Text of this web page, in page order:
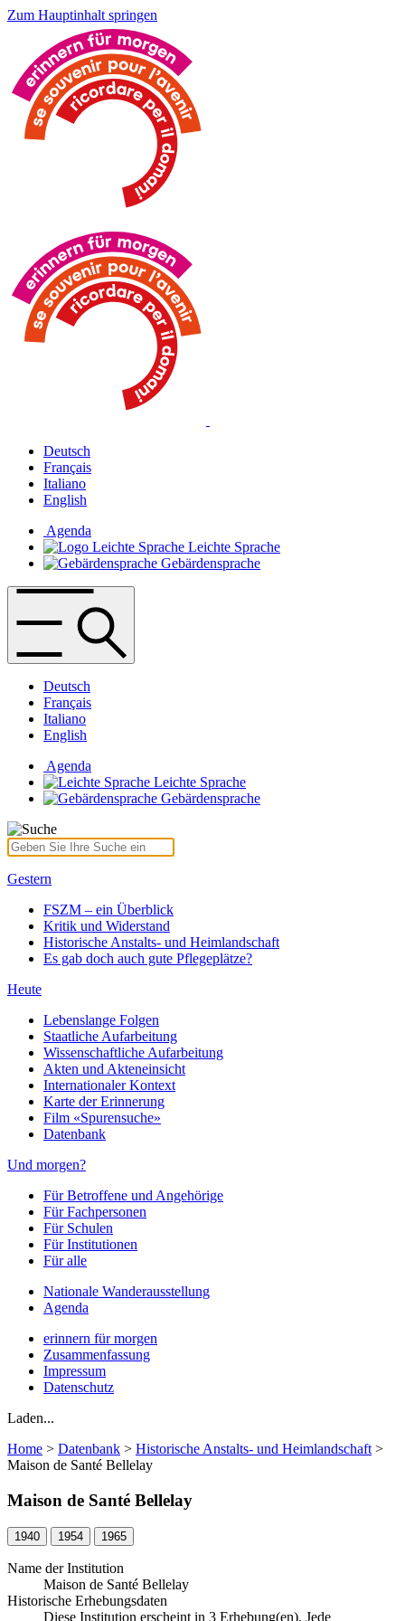
Zum Hauptinhalt springen
Deutsch
Français
Italiano
English
Agenda
Leichte Sprache
Gebärdensprache
Deutsch
Français
Italiano
English
Agenda
Leichte Sprache
Gebärdensprache
Gestern
FSZM – ein Überblick
Kritik und Widerstand
Historische Anstalts- und Heimlandschaft
Es gab doch auch gute Pflegeplätze?
Heute
Lebenslange Folgen
Staatliche Aufarbeitung
Wissenschaftliche Aufarbeitung
Akten und Akteneinsicht
Internationaler Kontext
Karte der Erinnerung
Film «Spurensuche»
Datenbank
Und morgen?
Für Betroffene und Angehörige
Für Fachpersonen
Für Schulen
Für Institutionen
Für alle
Nationale Wanderausstellung
Agenda
erinnern für morgen
Zusammenfassung
Impressum
Datenschutz
Laden...
Home > Datenbank > Historische Anstalts- und Heimlandschaft >
Maison de Santé Bellelay
Maison de Santé Bellelay
1940 1954 1965
Name der Institution
Maison de Santé Bellelay
Historische Erhebungsdaten
Diese Institution erscheint in 3 Erhebung(en). Jede